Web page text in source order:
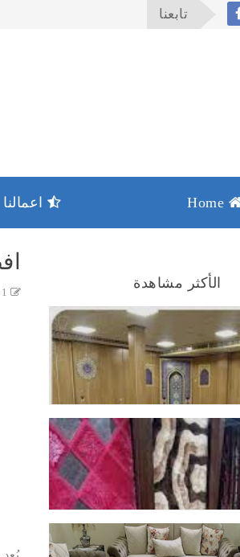
تابعنا
اعمالنا
الأكثر مشاهدة
لبيع السجاد للمساجد
لموكيت البلاط من
بحي اليرموك